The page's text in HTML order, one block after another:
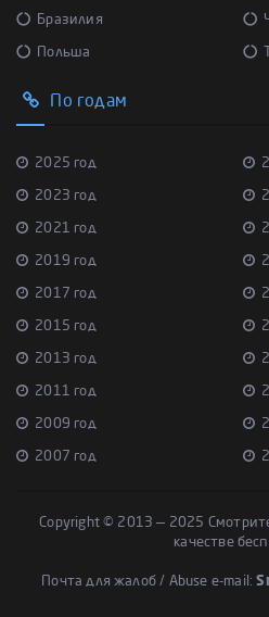
Бразилия
Польша
По годам
2025 год
2023 год
2021 год
2019 год
2017 год
2015 год
2013 год
2011 год
2009 год
2007 год
Copyright © 2013 — 2025
качестве
Почта для жалоб / Abuse e-mail: